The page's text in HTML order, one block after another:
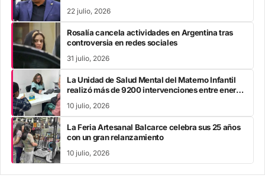
22 julio, 2026
Rosalía cancela actividades en Argentina tras
controversia en redes sociales
31 julio, 2026
La Unidad de Salud Mental del Materno Infantil
realizó más de 9200 intervenciones entre enero
10 julio, 2026
La Feria Artesanal Balcarce celebra sus 25 años
con un gran relanzamiento
10 julio, 2026